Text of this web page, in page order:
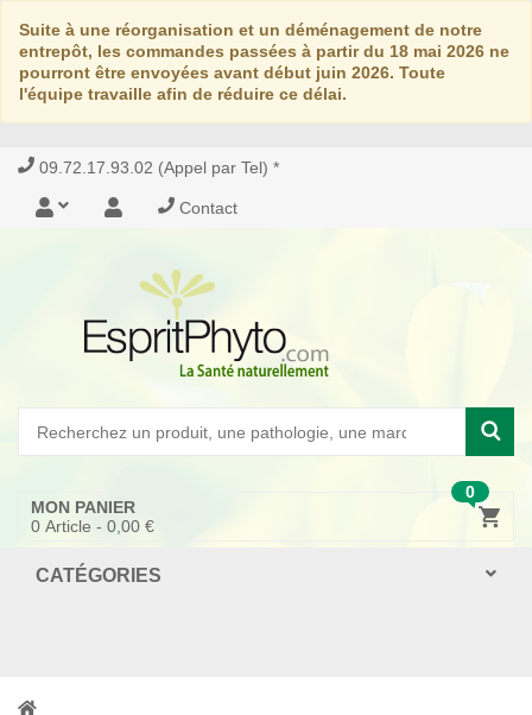
Suite à une réorganisation et un déménagement de notre
entrepôt, les commandes passées à partir du 18 mai 2026 ne
pourront être envoyées avant début juin 2026. Toute
l'équipe travaille afin de réduire ce délai.
09.72.17.93.02 (Appel par Tel) *
Contact
0
MON PANIER
0 Article - 0,00 €
CATÉGORIES